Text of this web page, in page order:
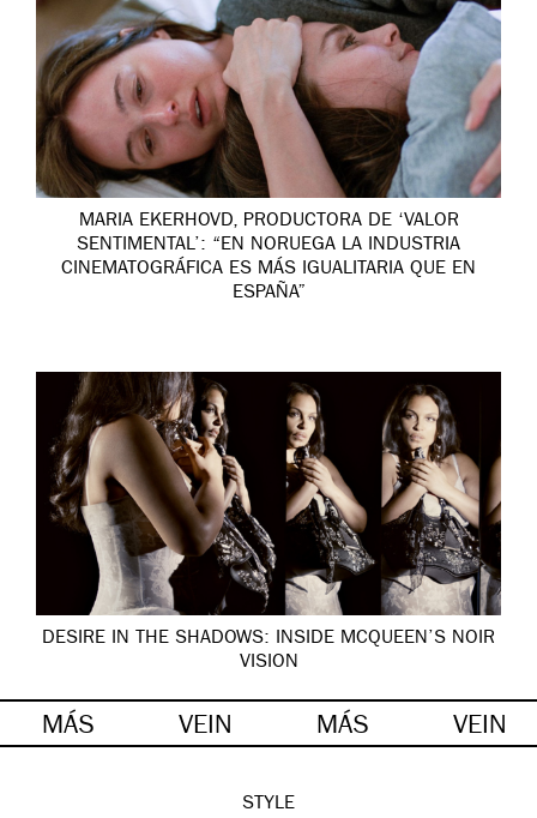
MARIA EKERHOVD, PRODUCTORA DE ‘VALOR
SENTIMENTAL’: “EN NORUEGA LA INDUSTRIA
CINEMATOGRÁFICA ES MÁS IGUALITARIA QUE EN
ESPAÑA”
DESIRE IN THE SHADOWS: INSIDE MCQUEEN’S NOIR
VISION
MÁS VEIN MÁS VEIN
STYLE